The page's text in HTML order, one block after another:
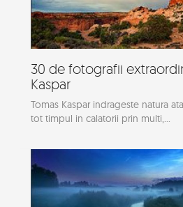
30 de fotografii
Kaspar
Tomas Kaspar indrageste natura
tot timpul in calatorii prin multi,...